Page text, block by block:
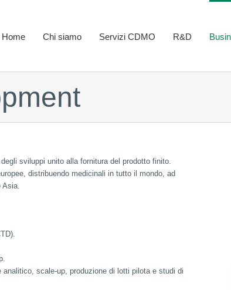
Home Chi siamo Servizi CDMO R&D
sviluppi unito alla fornitura del prodotto finito.
distribuendo medicinali in tutto il mondo, ad
Asia.
scale-up, produzione di lotti pilota e studi di